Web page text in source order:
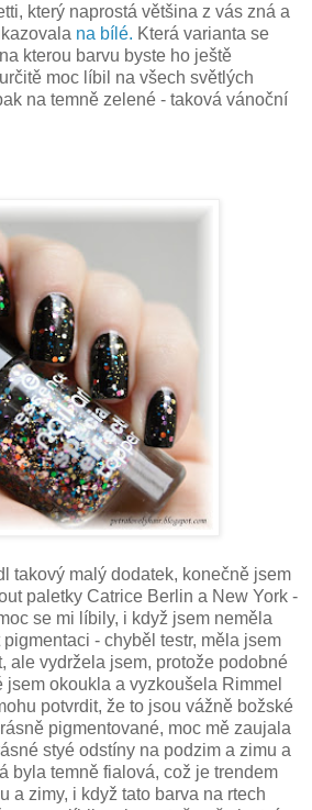
který naprostá většina z vás zná a
na bílé. Která varianta se
kterou barvu byste ho ještě
moc líbil na všech světlých
na temně zelené - taková vánoční
takový malý dodatek, konečně jsem
paletky Catrice Berlin a New York -
se mi líbily, i když jsem neměla
- chyběl testr, měla jsem
ale vydržela jsem, protože podobné
jsem okoukla a vyzkoušela Rimmel
potvrdit, že to jsou vážně božské
pigmentované, moc mě zaujala
styé odstíny na podzim a zimu a
byla temně fialová, což je trendem
a zimy, i když tato barva na rtech